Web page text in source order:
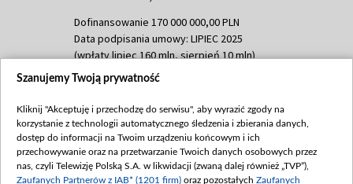
Dofinansowanie 170 000 000,00 PLN
Data podpisania umowy: LIPIEC 2025
(wpłaty lipiec 160 mln, sierpień 10 mln)
Dofinansowanie 60 000 000,00 PLN
(wpłata wrzesień 60 mln)
Dofinansowanie 635 783 051,21 PLN
Data podpisania umowy: WRZESIEŃ 2025
(wpłata wrzesień 100 mln, październik 350
Szanujemy Twoją prywatność
Kliknij "Akceptuję i przechodzę do serwisu", aby wyrazić zgody na
korzystanie z technologii automatycznego śledzenia i zbierania danych,
dostęp do informacji na Twoim urządzeniu końcowym i ich
przechowywanie oraz na przetwarzanie Twoich danych osobowych przez
nas, czyli Telewizję Polską S.A. w likwidacji (zwaną dalej również „TVP”),
Zaufanych Partnerów z IAB* (1201 firm) oraz pozostałych Zaufanych